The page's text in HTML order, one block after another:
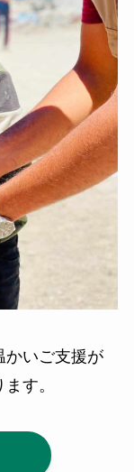
かいご支援が
す。